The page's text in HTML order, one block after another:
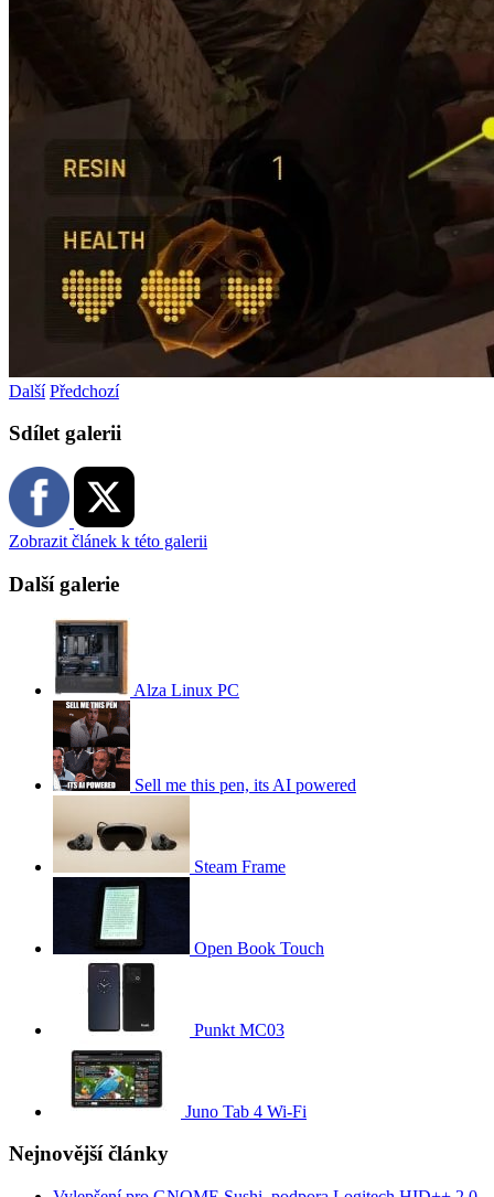
Další Předchozí
Sdílet galerii
Zobrazit článek k této galerii
Další galerie
Alza Linux PC
Sell me this pen, its AI powered
Steam Frame
Open Book Touch
Punkt MC03
Juno Tab 4 Wi-Fi
Nejnovější články